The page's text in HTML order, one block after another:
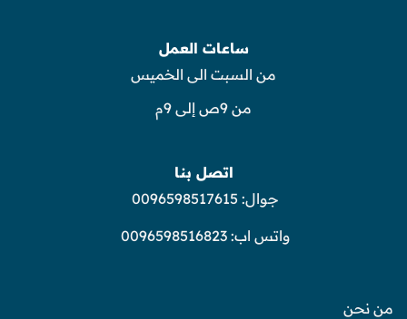
ساعات العمل
من السبت الى الخميس
من 9ص إلى 9م
اتصل بنا
جوال: 0096598517615
واتس اب:0096598516823
من نحن